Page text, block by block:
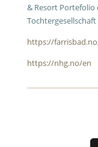
& Resort
https://
https://nhg.no/en